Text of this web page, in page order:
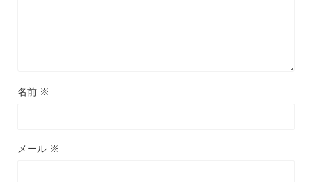
名前 ※
メール ※